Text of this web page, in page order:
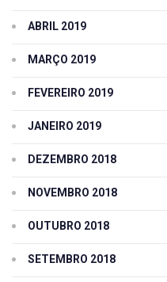
ABRIL 2019
MARÇO 2019
FEVEREIRO 2019
JANEIRO 2019
DEZEMBRO 2018
NOVEMBRO 2018
OUTUBRO 2018
SETEMBRO 2018